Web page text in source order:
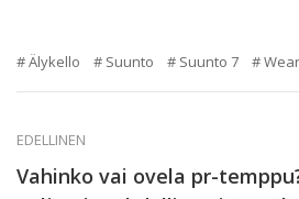
Älykello Suunto Suunto 7
EDELLINEN
Vahinko vai ovela pr-